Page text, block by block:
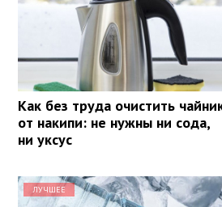
Как без труда очистить
от накипи: не нужны ни сода,
ни уксус
ЛУЧШЕЕ